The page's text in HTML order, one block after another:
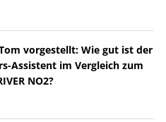
vorgestellt: Wie gut ist der
Assistent im Vergleich zum
NO2?